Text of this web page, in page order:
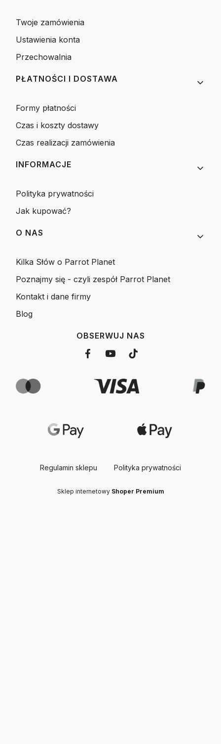
Twoje zamówienia
Ustawienia konta
Przechowalnia
PŁATNOŚCI I DOSTAWA
Formy płatności
Czas i koszty dostawy
Czas realizacji zamówienia
INFORMACJE
Polityka prywatności
Jak kupować?
O NAS
Kilka Słów o Parrot Planet
Poznajmy się - czyli zespół Parrot Planet
Kontakt i dane firmy
Blog
OBSERWUJ NAS
Regulamin sklepu Polityka prywatności
Sklep internetowy Shoper Premium